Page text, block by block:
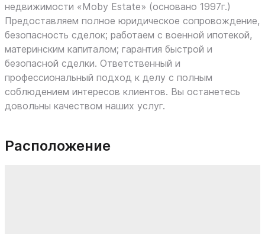
недвижимости «Moby Estate» (основано 1997г.)
Предоставляем полное юридическое сопровождение,
безопасность сделок; работаем с военной ипотекой,
материнским капиталом; гарантия быстрой и
безопасной сделки. Ответственный и
профессиональный подход к делу с полным
соблюдением интересов клиентов. Вы останетесь
довольны качеством наших услуг.
Расположение